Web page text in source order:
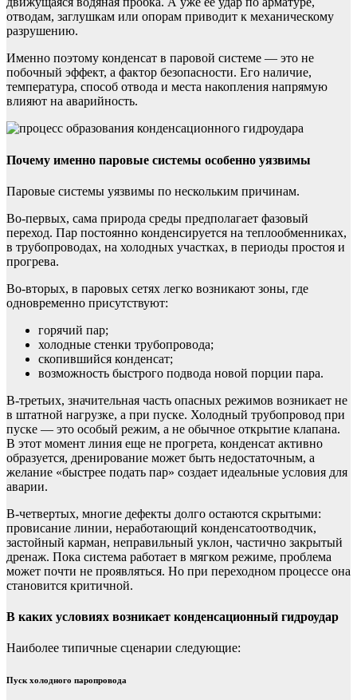
отводам, заглушкам или опорам приводит к механическому
разрушению.
Именно поэтому конденсат в паровой системе — это не
побочный эффект, а фактор безопасности. Его наличие,
температура, способ отвода и места накопления напрямую
влияют на аварийность.
Почему именно паровые системы особенно уязвимы
Паровые системы уязвимы по нескольким причинам.
Во-первых, сама природа среды предполагает фазовый
переход. Пар постоянно конденсируется на теплообменниках,
в трубопроводах, на холодных участках, в периоды простоя и
прогрева.
Во-вторых, в паровых сетях легко возникают зоны, где
одновременно присутствуют:
горячий пар;
холодные стенки трубопровода;
скопившийся конденсат;
возможность быстрого подвода новой порции пара.
В-третьих, значительная часть опасных режимов возникает не
в штатной нагрузке, а при пуске. Холодный трубопровод при
пуске — это особый режим, а не обычное открытие клапана.
В этот момент линия еще не прогрета, конденсат активно
образуется, дренирование может быть недостаточным, а
желание «быстрее подать пар» создает идеальные условия для
аварии.
В-четвертых, многие дефекты долго остаются скрытыми:
провисание линии, неработающий конденсатоотводчик,
застойный карман, неправильный уклон, частично закрытый
дренаж. Пока система работает в мягком режиме, проблема
может почти не проявляться. Но при переходном процессе она
становится критичной.
В каких условиях возникает конденсационный гидроудар
Наиболее типичные сценарии следующие:
Пуск холодного паропровода